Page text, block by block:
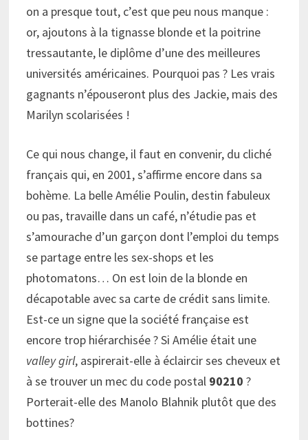
on a presque tout, c’est que peu nous manque :
or, ajoutons à la tignasse blonde et la poitrine
tressautante, le diplôme d’une des meilleures
universités américaines. Pourquoi pas ? Les vrais
gagnants n’épouseront plus des Jackie, mais des
Marilyn scolarisées !
Ce qui nous change, il faut en convenir, du cliché
français qui, en 2001, s’affirme encore dans sa
bohème. La belle Amélie Poulin, destin fabuleux
ou pas, travaille dans un café, n’étudie pas et
s’amourache d’un garçon dont l’emploi du temps
se partage entre les sex-shops et les
photomatons… On est loin de la blonde en
décapotable avec sa carte de crédit sans limite.
Est-ce un signe que la société française est
encore trop hiérarchisée ? Si Amélie était une
valley girl, aspirerait-elle à éclaircir ses cheveux et
à se trouver un mec du code postal 90210 ?
Porterait-elle des Manolo Blahnik plutôt que des
bottines?